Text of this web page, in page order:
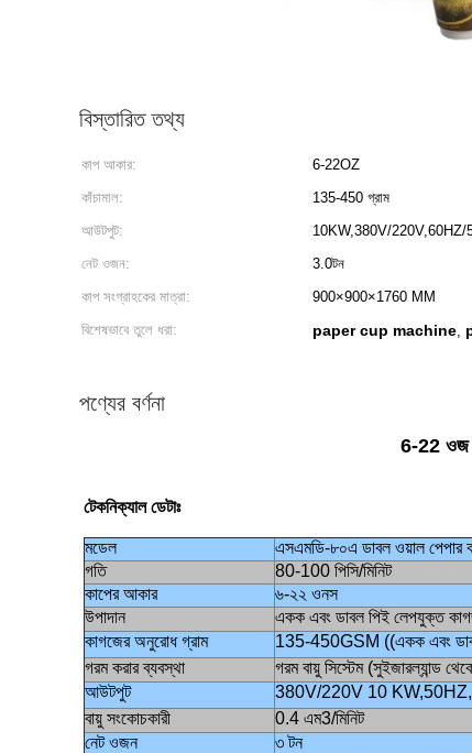
বিস্তারিত তথ্য
কাপ আকার: 6-22OZ
কাঁচামাল:
135-450 গ্রাম
আউটপুট:
10KW,380V/220V,60HZ/
নেট ওজন:
3.0টন
কাপ সংগ্রাহকের মাত্রা:
900×900×1760 MM
বিশেষভাবে তুলে ধরা:
paper cup machine,
পণ্যের বর্ণনা
6-22 ওজ
টেকনিক্যাল ডেটাঃ
মডেল
এসএমডি-৮০এ ডাবল ওয়াল পেপার
গতি
80-100 পিসি/মিনিট
কাপের আকার
৬-২২ ওনস
উপাদান
একক এবং ডাবল পিই লেপযুক্ত
কাগজের অনুরোধ গ্রাম
135-450GSM ((একক এবং
গরম করার ব্যবস্থা
গরম বায়ু সিস্টেম (সুইজারল্যান্ড
আউটপুট
380V/220V 10 KW,50HZ,
বায়ু সংকোচকারী
0.4 এম3/মিনিট
নেট ওজন
৩ টন